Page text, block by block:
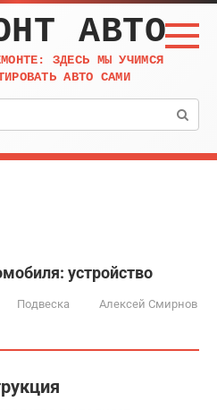
АВТО
ЗДЕСЬ МЫ УЧИМСЯ
АВТО САМИ
устройство
Подвеска Алексей Смирнов